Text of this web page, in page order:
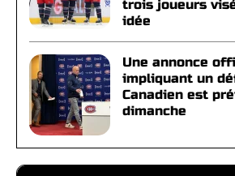
trois joueurs
idée
Une annonce
impliquant un
Canadien est
dimanche